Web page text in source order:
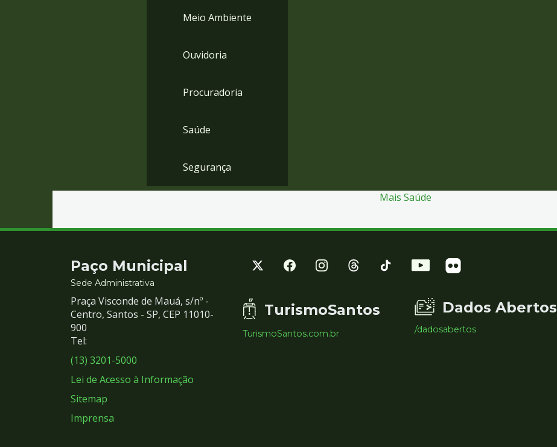
Meio Ambiente
Ouvidoria
Procuradoria
Saúde
Segurança
Mais Saúde
Contato
e
Redes
Sociais
Paço Municipal
Sede Administrativa
Praça Visconde de Mauá, s/nº -
Centro, Santos - SP, CEP 11010-
900
Tel:
(13) 3201-5000
Lei de Acesso à Informação
Sitemap
Imprensa
TurismoSantos
TurismoSantos.com.br
Dados Abertos
/dadosabertos